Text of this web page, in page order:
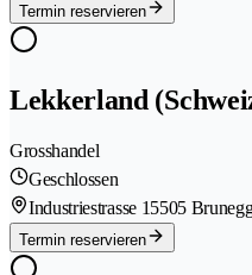
Termin reservieren
Lekkerland
Grosshandel
Geschlossen
Industriestrasse 15505
Termin reservieren